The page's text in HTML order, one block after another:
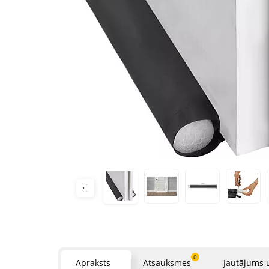
Apraksts Atsauksmes 0 Jautājums